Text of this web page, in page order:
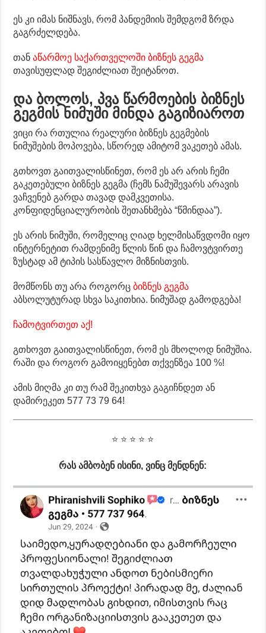
ეს კი იმას ნიშნავს, რომ პანდემიის შემდგომ ზრდა
გაგრძელდება.
თანაწარმოე საქართველოში ბიზნეს გეგმა
თავისუფლად შეგიძლიათ შეიტანოთ.
და ბოლოს, პვა წარმოების ბიზნეს
გეგმის ნიმუში მინდა გაგიზიაროთ
ვიცი რა რთულია რეალური ბიზნეს გეგმების
ნიმუშების მოპოვება, სწორედ ამიტომ ვაკეთებ ამას.
გთხოვთ გაითვალისწინეთ, რომ ეს არ არის ჩემი
გაკეთებული ბიზნეს გეგმა (ჩემს ნამუშევარს არავის
ვაჩვენებ გარდა თავად დამკვეთისა.
კონფიდენციალურობის შეთანხმება “წმინდაა”).
ეს არის ნიმუში, რომელიც ღიად ხელმისაწვდომი იყო
ინტერნეტით რამდენიმე წლის წინ და ჩამოვტვირთე
ზუსტად ამ ტიპის სასწავლო მიზნისთვის.
მომწონს თუ არა როგორცბიზნეს გეგმა
აბსოლუტურად სხვა საკითხია. ნიმუშად გამოდგება!
ჩამოტვირთეთ აქ!
გთხოვთ გაითვალისწინეთ, რომ ეს მხოლოდ ნიმუშია.
რაში და როგორ გამოიყენებთ თქვენზეა 100 %!
ამის მიღმა კი თუ რამ შეკითხვა გაგიჩნდეთ ან
დამირეკეთ 577 73 79 64!
⭐ ⭐ ⭐ ⭐ ⭐
რას ამბობენ ისინი, ვინც მენდნენ: